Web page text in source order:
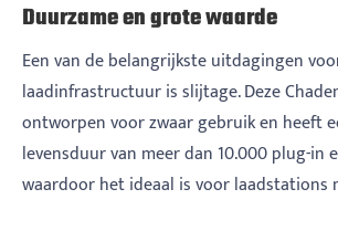
Duurzame en grote waarde
Een van de belangrijkste uitdagingen
laadinfrastructuur is slijtage. Deze
ontworpen voor zwaar gebruik en heeft
levensduur van meer dan 10.000 plug-in
waardoor het ideaal is voor laadstations